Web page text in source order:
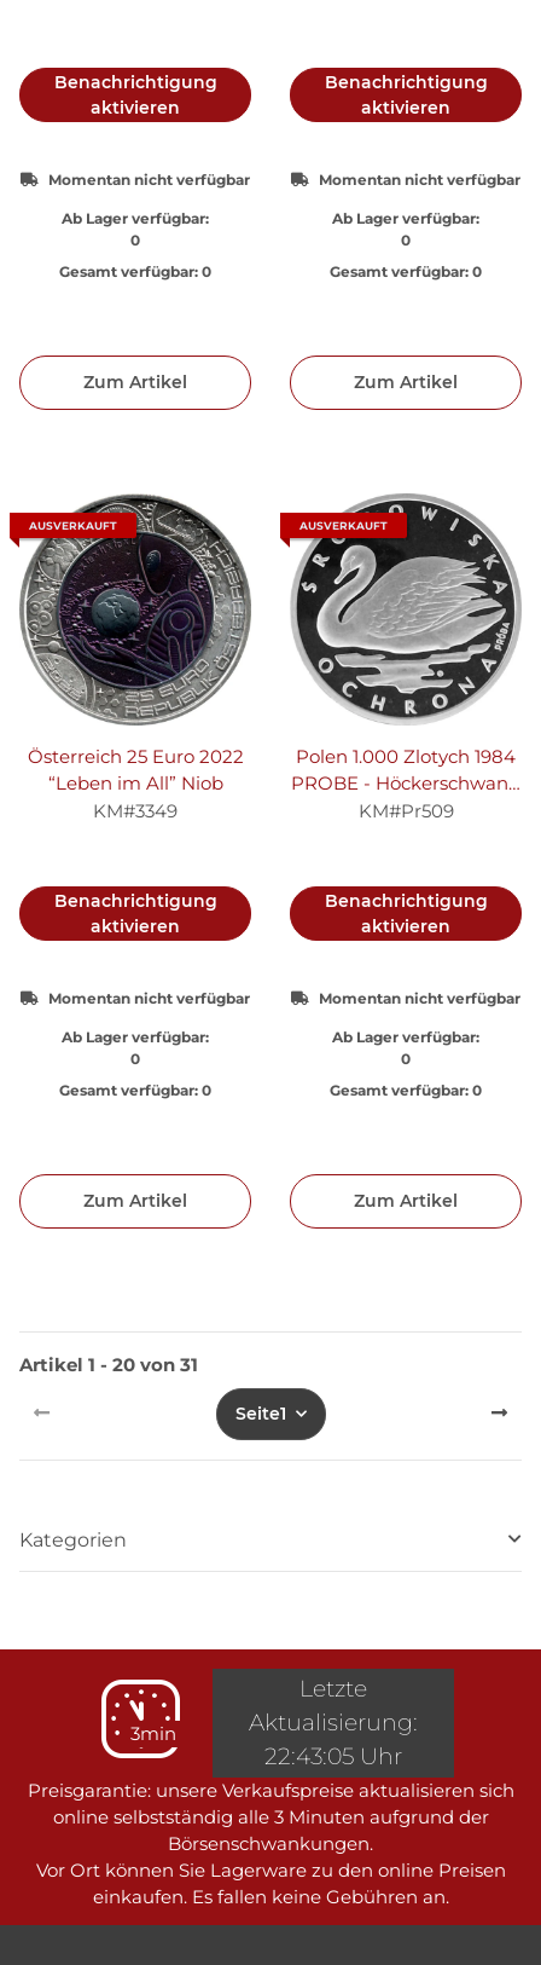
Benachrichtigung
aktivieren
Momentan nicht verfügbar
Ab Lager verfügbar:
0
Gesamt verfügbar: 0
Zum Artikel
Benachrichtigung
aktivieren
Momentan nicht verfügbar
Ab Lager verfügbar:
0
Gesamt verfügbar: 0
Zum Artikel
AUSVERKAUFT
Österreich 25 Euro 2022
“Leben im All” Niob
KM#3349
Benachrichtigung
aktivieren
Momentan nicht verfügbar
Ab Lager verfügbar:
0
Gesamt verfügbar: 0
Zum Artikel
AUSVERKAUFT
Polen 1.000 Zlotych 1984
PROBE - Höckerschwan -
Silber PP
KM#Pr509
Benachrichtigung
aktivieren
Momentan nicht verfügbar
Ab Lager verfügbar:
0
Gesamt verfügbar: 0
Zum Artikel
Artikel 1 - 20 von 31
Seite1
Kategorien
3min
Preisgarantie: unsere Verkaufspreise aktualisieren sich
online selbstständig alle 3 Minuten aufgrund der
Börsenschwankungen.
Vor Ort können Sie Lagerware zu den online Preisen
einkaufen. Es fallen keine Gebühren an.
Letzte
Aktualisierung:
22:43:05 Uhr